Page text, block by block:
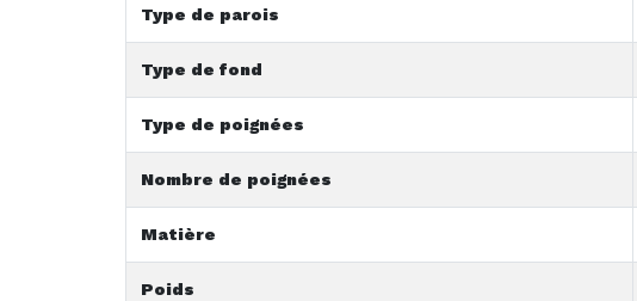
Type de parois
Type de fond
Type de poignées
Nombre de poignées
Matière
Poids